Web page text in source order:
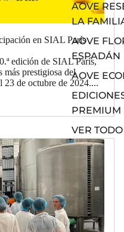
AOVE
LA
AOVE
ESPADÁN
AOVE
PREMIUM
VER TODO
en SIAL París
edición de SIAL París,
más prestigiosa del
23 de octubre de 2024....